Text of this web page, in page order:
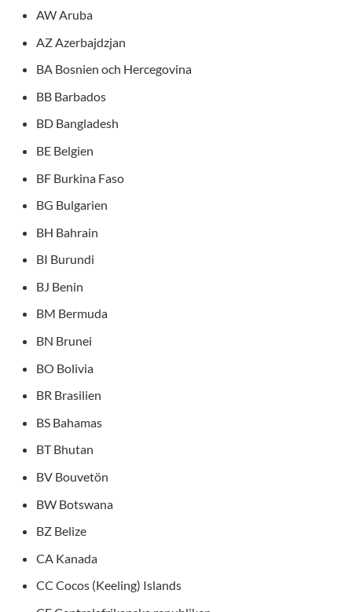
AW Aruba
AZ Azerbajdzjan
BA Bosnien och Hercegovina
BB Barbados
BD Bangladesh
BE Belgien
BF Burkina Faso
BG Bulgarien
BH Bahrain
BI Burundi
BJ Benin
BM Bermuda
BN Brunei
BO Bolivia
BR Brasilien
BS Bahamas
BT Bhutan
BV Bouvetön
BW Botswana
BZ Belize
CA Kanada
CC Cocos (Keeling) Islands